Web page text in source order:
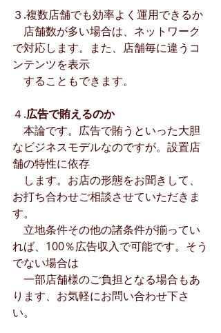
３.複数店舗でも効率よく運用できるか
店舗数が多い場合は、ネットワーク
で対応します。また、店舗毎に違うコ
ンテンツを表示
することもできます。
４.広告で賄えるのか
本論です。広告で賄うといった大胆
なビジネスモデルなのですが。設置店
舗の特性に依存
します。お店の形態をお聞きして、
お打ち合わせご相談させていただきま
す。
立地条件その他の諸条件が揃ってい
れば、100％広告収入で可能です。そう
でない場合は
一部店舗様のご負担となる場合もあ
ります、お気軽にお問い合わせ下さ
い。